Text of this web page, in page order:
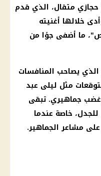
حجازي متقال، الذي قدم
خلالها أغنيته
ما أضفى جوًا من
الذي يصاحب المنافسات
مثل ليلى عبد
جماهيري. تبقى
للجدل، خاصة عندما
مشاعر الجماهير.